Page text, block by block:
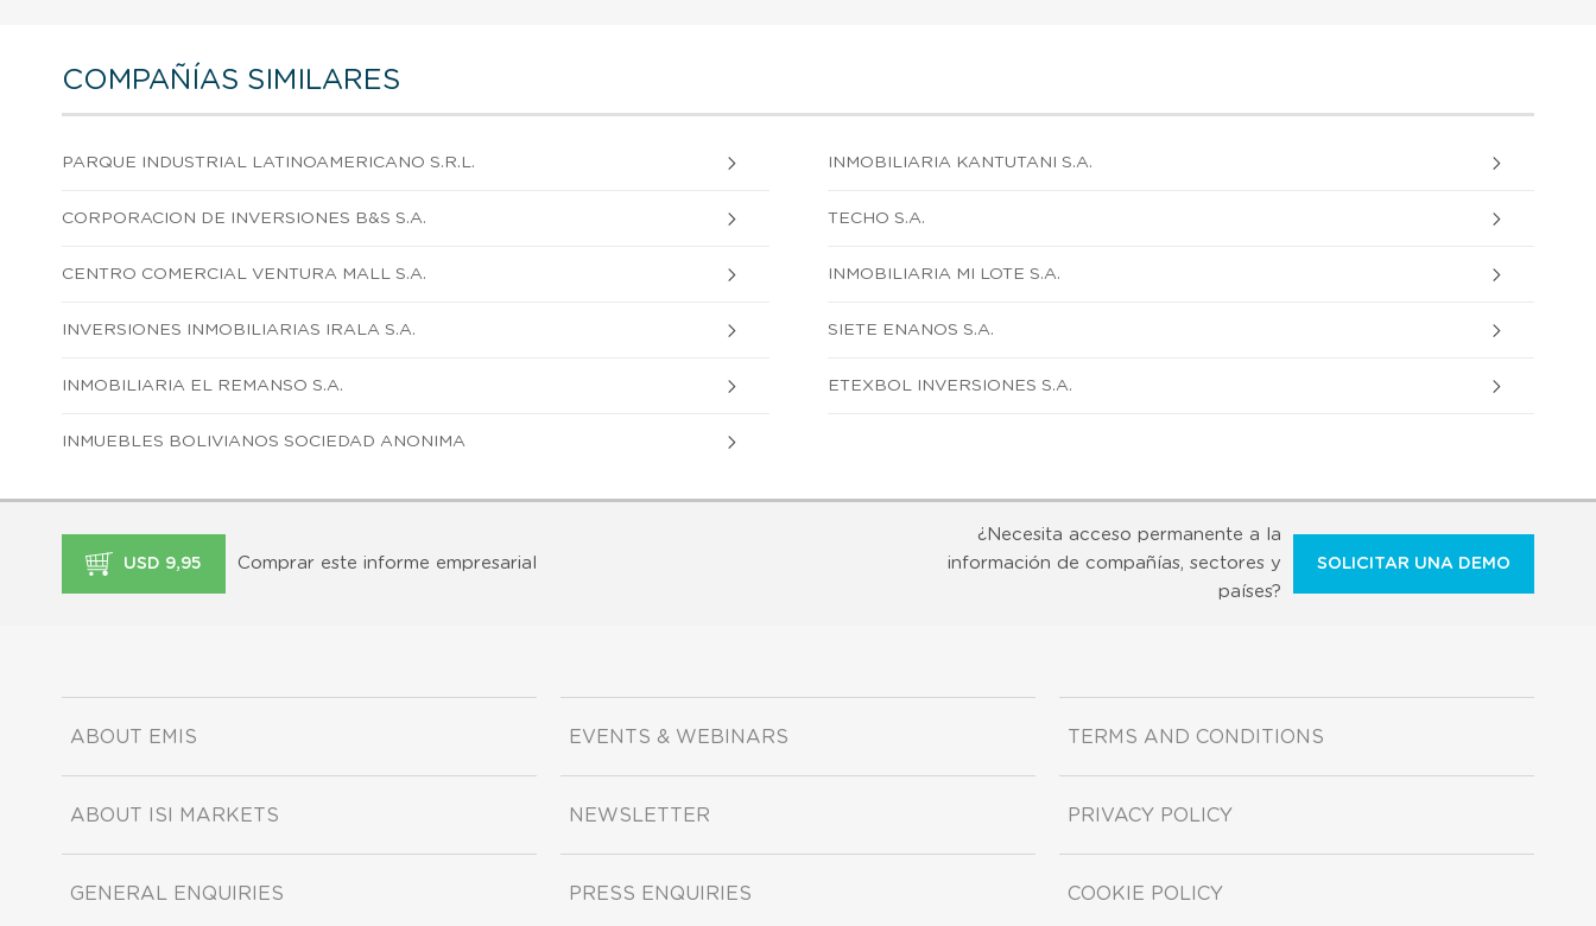
COMPAÑÍAS SIMILARES
PARQUE INDUSTRIAL LATINOAMERICANO S.R.L. INMOBILIARIA KANTUTANI S.A.
CORPORACION DE INVERSIONES B&S S.A. TECHO S.A.
CENTRO COMERCIAL VENTURA MALL S.A. INMOBILIARIA MI LOTE S.A.
INVERSIONES INMOBILIARIAS IRALA S.A. SIETE ENANOS S.A.
INMOBILIARIA EL REMANSO S.A. ETEXBOL INVERSIONES S.A.
INMUEBLES BOLIVIANOS SOCIEDAD ANONIMA
USD 9,95 Comprar este informe empresarial
¿Necesita acceso permanente a la
información de compañías, sectores y
países?
SOLICITAR UNA DEMO
ABOUT EMIS
ABOUT ISI MARKETS
GENERAL ENQUIRIES
EVENTS & WEBINARS
NEWSLETTER
PRESS ENQUIRIES
TERMS AND CONDITIONS
PRIVACY POLICY
COOKIE POLICY